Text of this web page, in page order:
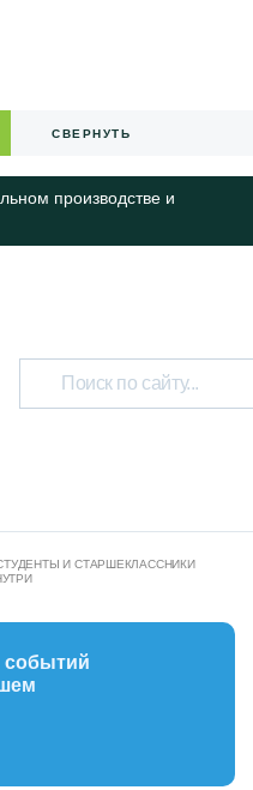
СВЕРНУТЬ
производстве и
И СТАРШЕКЛАССНИКИ
событий